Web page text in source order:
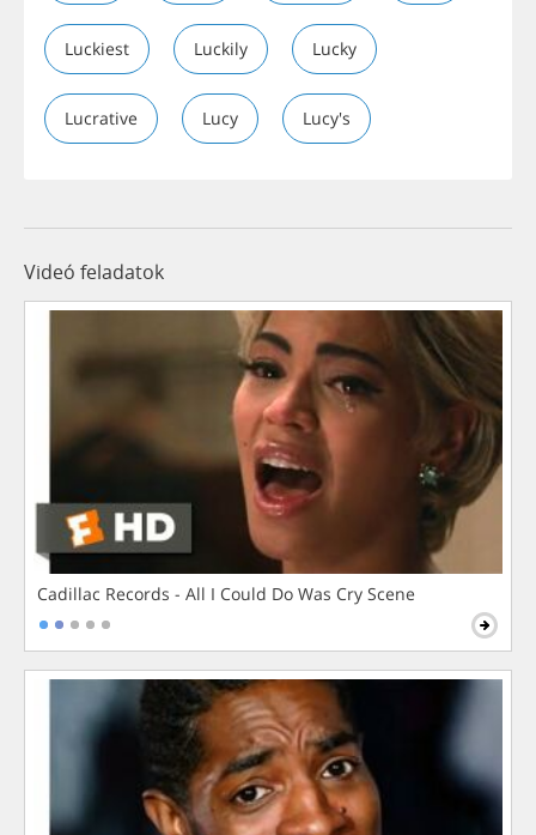
Luckiest Luckily Lucky
Lucrative Lucy Lucy's
Videó feladatok
Cadillac Records - All I Could Do Was Cry Scene